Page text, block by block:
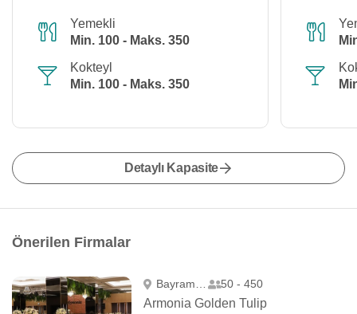
Yemekli
Min. 100 - Maks. 350
Kokteyl
Min. 100 - Maks. 350
Detaylı Kapasite
Önerilen Firmalar
50 - 450
Armonia Golden Tulip